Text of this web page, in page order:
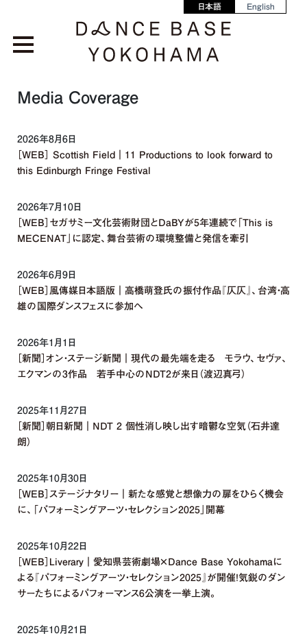
日本語 English
Media Coverage
2026年8月6日
［WEB］ Scottish Field｜11 Productions to look forward to
this Edinburgh Fringe Festival
2026年7月10日
［WEB］セガサミー文化芸術財団とDaBYが5年連続で「This is
MECENAT」に認定、舞台芸術の環境整備と発信を牽引
2026年6月9日
［WEB］風傳媒日本語版｜高橋萌登氏の振付作品『仄仄』、台湾・高
雄の国際ダンスフェスに参加へ
2026年1月1日
［新聞］オン・ステージ新聞｜現代の最先端を走る モラウ、セヴァ、
エクマンの3作品 若手中心のNDT2が来日（渡辺真弓）
2025年11月27日
［新聞］朝日新聞｜NDT 2 個性消し映し出す暗鬱な空気（石井達
朗）
2025年10月30日
［WEB］ステージナタリー｜新たな感覚と想像力の扉をひらく機会
に、「パフォーミングアーツ・セレクション2025」開幕
2025年10月22日
［WEB］Liverary｜愛知県芸術劇場×Dance Base Yokohamaに
よる『パフォーミングアーツ・セレクション2025』が開催！気鋭のダン
サーたちによるパフォーマンス6公演を一挙上演。
2025年10月21日